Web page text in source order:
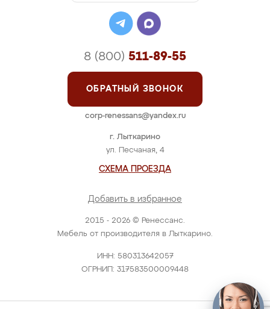
2015 - 2026 © Ренессанс.
Мебель от производителя в Лыткарино.
ИНН: 580313642057
ОГРНИП: 317583500009448
г. Лыткарино
ул. Песчаная, 4
СХЕМА ПРОЕЗДА
Добавить в избранное
8 (800) 511-89-55
ОБРАТНЫЙ ЗВОНОК
corp-renessans@yandex.ru